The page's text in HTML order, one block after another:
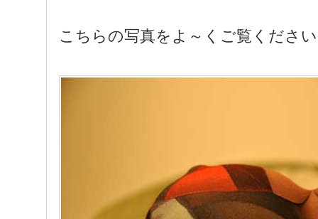
こちらの写真をよ～くご覧ください